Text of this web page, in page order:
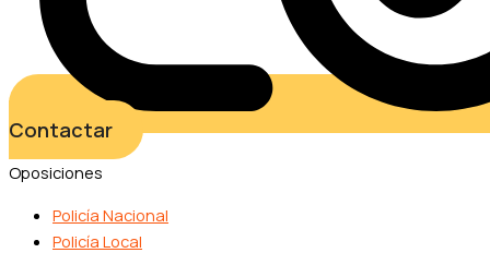
Contactar
Oposiciones
Policía Nacional
Policía Local